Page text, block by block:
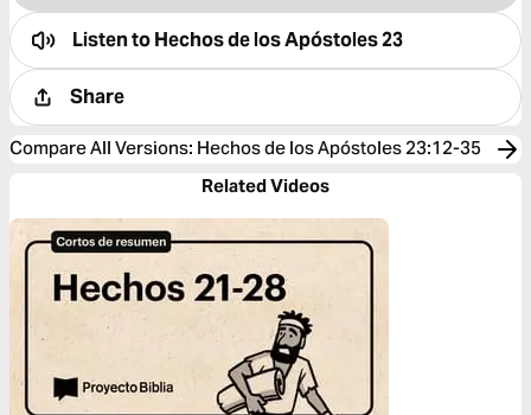
Listen toHechos de los Apóstoles 23
Share
Compare All Versions: Hechos de los Apóstoles 23:12-35
Related Videos